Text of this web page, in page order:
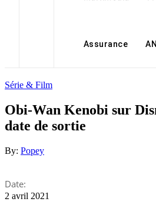
Assurance
Série & Film
Obi-Wan Kenobi sur
date de sortie
By: Popey
Date:
2 avril 2021